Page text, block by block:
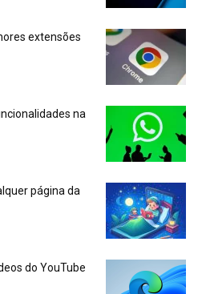
extensões
na
página da
do YouTube